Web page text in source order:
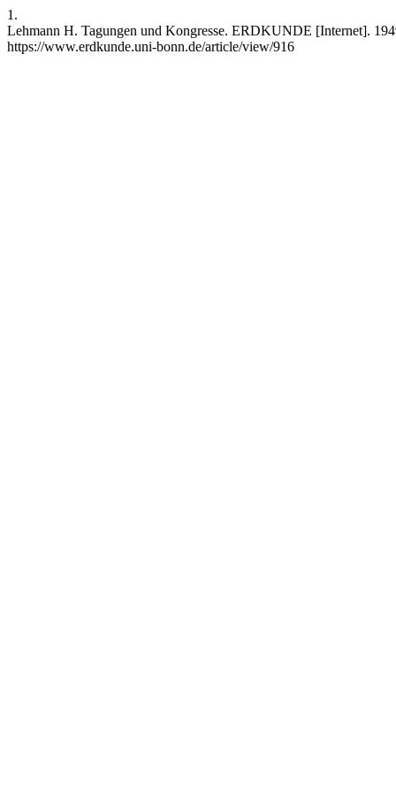
1.
Lehmann H. Tagungen und Kongresse. ERDKUNDE [Internet].
https://www.erdkunde.uni-bonn.de/article/view/916